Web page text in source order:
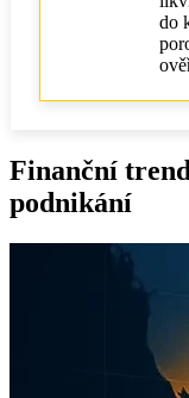
do
Finanční
podnikání